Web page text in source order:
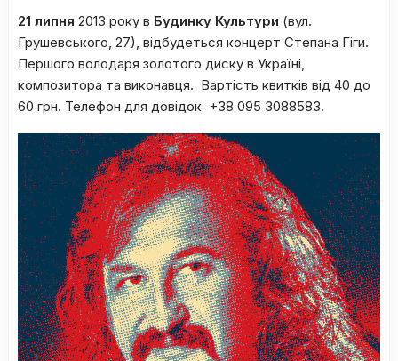
21 липня 2013 року в Будинку Культури (вул.
Грушевського, 27), відбудеться концерт Степана Гіги.
Першого володаря золотого диску в Україні,
композитора та виконавця. Вартість квитків від 40 до
60 грн. Телефон для довідок +38 095 3088583.